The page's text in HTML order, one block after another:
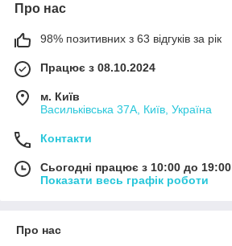
Про нас
98% позитивних з 63 відгуків за рік
Працює з 08.10.2024
м. Київ
Васильківська 37А, Київ, Україна
Контакти
Сьогодні працює з 10:00 до 19:00
Показати весь графік роботи
Про нас